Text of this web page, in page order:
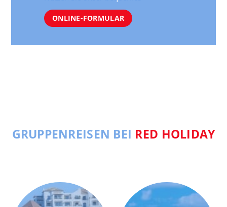
ONLINE-FORMULAR
GRUPPENREISEN BEI RED HOLIDAY